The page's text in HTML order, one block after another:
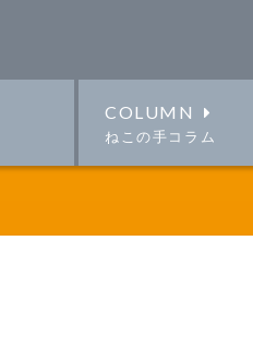
COLUMN
ねこの手コラム